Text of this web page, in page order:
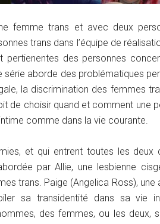
femme trans et avec deux
trans dans l’équipe de
pertienentes des personnes
aborde des problématiques
la discrimination des femmes
de choisir quand et comment une
comme dans la vie courante.
et qui entrent toutes les deux
par Allie, une lesbienne
trans. Paige (Angelica Ross), une
sa transidentité dans sa vie
des femmes, ou les deux,